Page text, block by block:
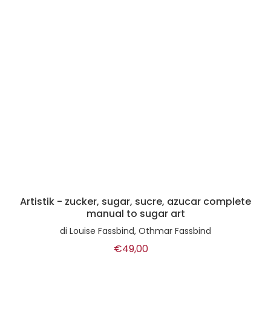
Artistik - zucker, sugar, sucre, azucar complete
manual to sugar art
di Louise Fassbind, Othmar Fassbind
€49,00